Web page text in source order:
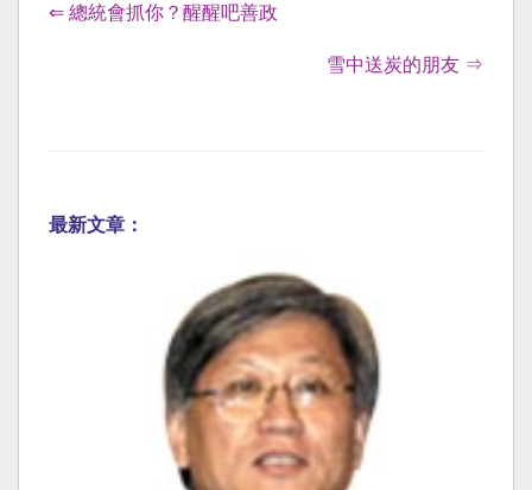
⇐ 總統會抓你？醒醒吧善政
雪中送炭的朋友 ⇒
最新文章：